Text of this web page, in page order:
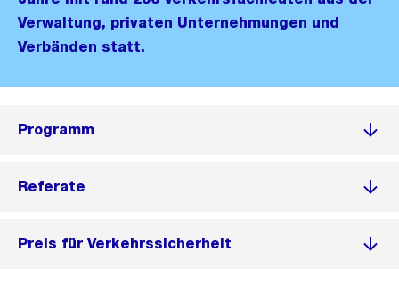
Verwaltung, privaten Unternehmungen und
Verbänden statt.
Programm
Referate
Preis für Verkehrssicherheit